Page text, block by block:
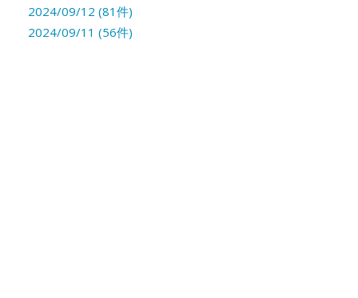
2024/09/12 (81件)
2024/09/11 (56件)